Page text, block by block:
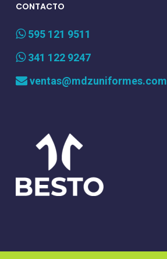
CONTACTO
595 121 9511
341 122 9247
ventas@mdzuniformes.com